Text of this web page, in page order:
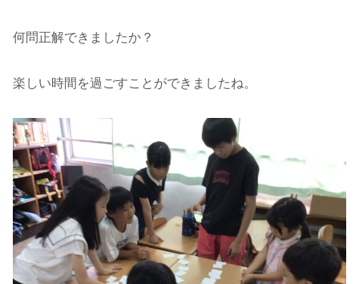
何問正解できましたか？
楽しい時間を過ごすことができましたね。